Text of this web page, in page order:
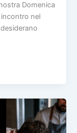
Domenica
nel